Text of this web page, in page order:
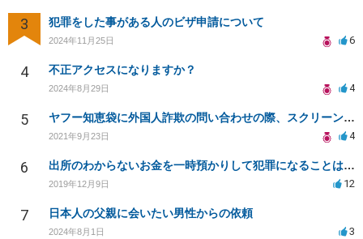
3 犯罪をした事がある人のビザ申請について
2024年11月25日 6
4 不正アクセスになりますか？
2024年8月29日 4
5 ヤフー知恵袋に外国人詐欺の問い合わせの際、スクリーンショットを添付。プライバシー侵害にあたるのか？
2021年9月23日 4
6 出所のわからないお金を一時預かりして犯罪になることはありますか？
2019年12月9日 12
7 日本人の父親に会いたい男性からの依頼
2024年8月1日 3